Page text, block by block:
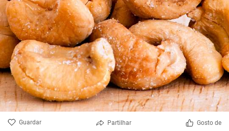
Guardar Partilhar Gosto de